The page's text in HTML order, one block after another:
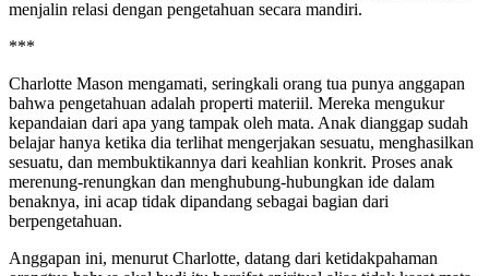
menjalin relasi dengan pengetahuan secara mandiri.
***
Charlotte Mason mengamati, seringkali orang tua punya anggapan
bahwa pengetahuan adalah properti materiil. Mereka mengukur
kepandaian dari apa yang tampak oleh mata. Anak dianggap sudah
belajar hanya ketika dia terlihat mengerjakan sesuatu, menghasilkan
sesuatu, dan membuktikannya dari keahlian konkrit. Proses anak
merenung-renungkan dan menghubung-hubungkan ide dalam
benaknya, ini acap tidak dipandang sebagai bagian dari
berpengetahuan.
Anggapan ini, menurut Charlotte, datang dari ketidakpahaman